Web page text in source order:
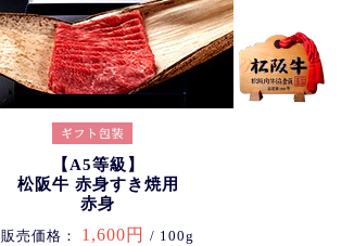
【A5等級】
松阪牛 赤身すき焼用
赤身
販売価格： 1,600円 / 100g